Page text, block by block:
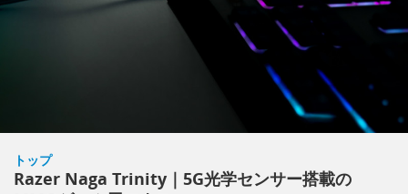
トップ
Razer Naga Trinity｜5G光学センサー搭載の